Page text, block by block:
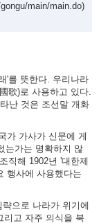
main/main.do)
'를 뜻한다. 우리나라
歌)로 사용하고 있다.
난 것은 조선말 개화
가 가사가 신문에 게
는가는 명확하지 않
직해 1902년 '대한제
행사에 사용했다는
으로 나라가 위기에
리고 자주 의식을 북